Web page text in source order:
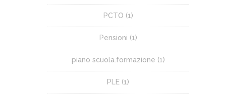
PCTO (1)
Pensioni (1)
piano scuola.formazione (1)
PLE (1)